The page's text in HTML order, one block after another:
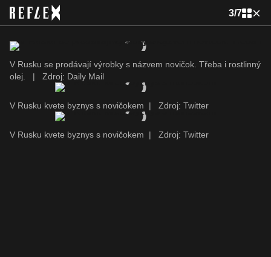
3/7
V Rusku se prodávají výrobky s názvem novičok. Třeba i rostlinný
olej.
| Zdroj: Daily Mail
V Rusku kvete byznys s novičokem | Zdroj: Twitter
V Rusku kvete byznys s novičokem | Zdroj: Twitter